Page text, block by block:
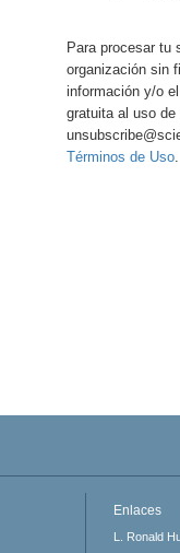
Para procesar tu
organización sin
información y/o
gratuita al uso
Términos de Uso.
Enlaces
L. Ronald